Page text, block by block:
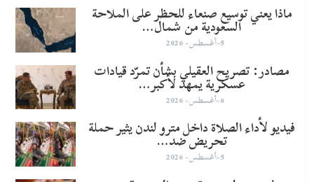
ماذا يعني توسيع صنعاء للحظر على الملاحة
السعودية من شمال…
5-أغسطس- 2026
مصادر: تصريح العقيلي بشأن تمرّد قيادات
عسكرية يمهد لأكبر…
6-أغسطس- 2026
فيديو لأداء الصلاة داخل مترو لندن يثير حملة
تحريض ضد…
5-أغسطس- 2026